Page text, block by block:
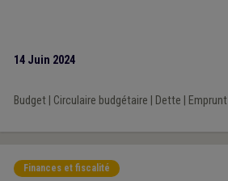
14 Juin 2024
Budget| Circulaire budgétaire Dette Emprunt|
Finances et fiscalité